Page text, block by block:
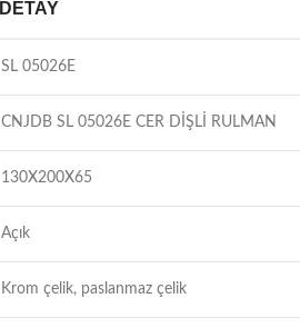
DETAY
SL 05026E
CNJDB SL 05026E CER DİŞLİ RULMAN
130X200X65
Açık
Krom çelik, paslanmaz çelik